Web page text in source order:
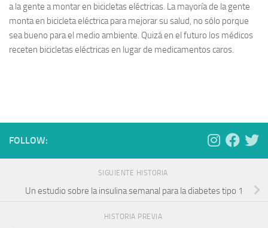
a la gente a montar en bicicletas eléctricas. La mayoría de la gente
monta en bicicleta eléctrica para mejorar su salud, no sólo porque
sea bueno para el medio ambiente. Quizá en el futuro los médicos
receten bicicletas eléctricas en lugar de medicamentos caros.
FOLLOW:
SIGUIENTE HISTORIA
Un estudio sobre la insulina semanal para la diabetes tipo 1
HISTORIA PREVIA